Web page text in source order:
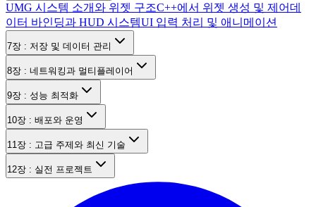
UMG 시스템 소개와 위젯 구조C++에서 위젯 생성 및 제어데
이터 바인딩과 HUD 시스템UI 입력 처리 및 애니메이션
7장 : 저장 및 데이터 관리
8장 : 네트워킹과 멀티플레이어
9장 : 성능 최적화
10장 : 배포와 운영
11장 : 고급 주제와 최신 기술
12장 : 실전 프로젝트